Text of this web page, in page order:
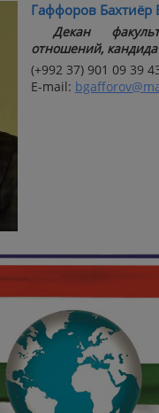
Гаффоров Бахтиёр
Декан
отношений,
(+992 37) 901 09 39
E-mail: